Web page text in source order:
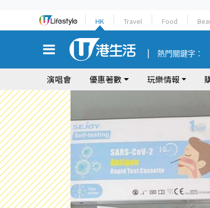
HK Travel Food
熱門關鍵字：
演唱會 優惠著數 玩樂情報